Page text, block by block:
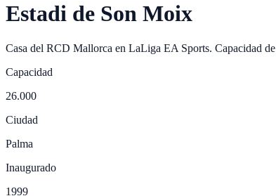
Estadi de Son Moix
Casa del RCD Mallorca en LaLiga EA Sports. Capacidad de
Capacidad
26.000
Ciudad
Palma
Inaugurado
1999